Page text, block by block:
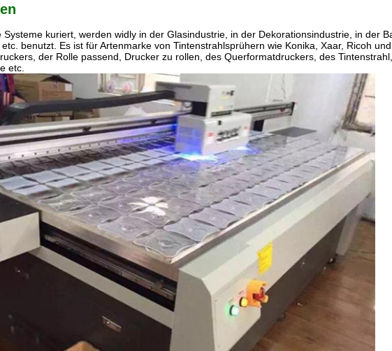
Systeme kuriert, werden widly in der Glasindustrie, in der Dekorationsindustrie, in der
benutzt. Es ist für Artenmarke von Tintenstrahlsprühern wie Konika, Xaar, Ricoh
der Rolle passend, Drucker zu rollen, des Querformatdruckers, des
etc.